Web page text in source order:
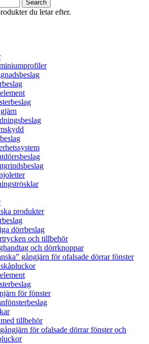
Search
du letar efter.
produkter
dörrbeslag
och tillbehör
och dörrknoppar
gångjärn för ofalsade dörrar fönster
för fönster
tillbehör
för ofalsade dörrar fönster och